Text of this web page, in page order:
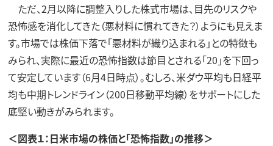
ただ、2月以降に調整入りした株式市場は、目先のリスクや
恐怖感を消化してきた（悪材料に慣れてきた？）ようにも見えま
す。市場では株価下落で「悪材料が織り込まれる」との特徴も
みられ、実際に最近の恐怖指数は節目とされる「20」を下回っ
て安定しています（6月4日時点）。むしろ、米ダウ平均も日経平
均も中期トレンドライン（200日移動平均線）をサポートにした
底堅い動きがみられます。
＜図表１：日米市場の株価と「恐怖指数」の推移＞